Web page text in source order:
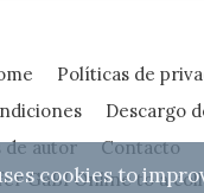
Políticas de
Descargo
de autor
Contacto
GaBI Online to a
cookies to